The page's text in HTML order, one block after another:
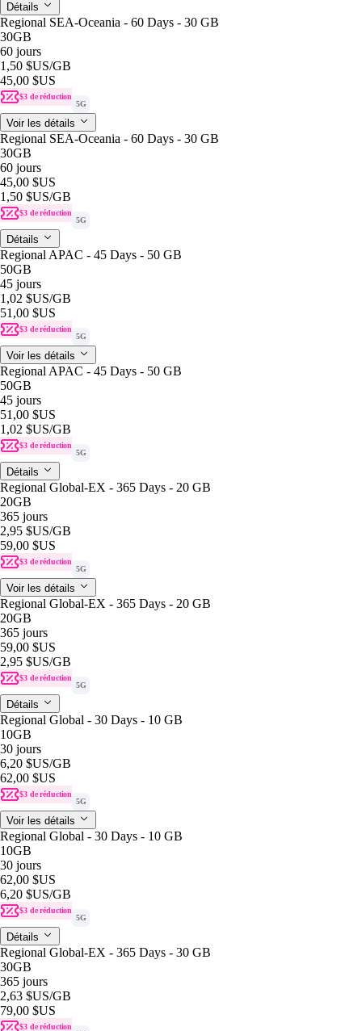
Détails
Regional SEA-Oceania - 60 Days - 30 GB
30GB
60 jours
1,50 $US/GB
45,00 $US
$3 de réduction
5G
Voir les détails
Regional SEA-Oceania - 60 Days - 30 GB
30GB
60 jours
45,00 $US
1,50 $US/GB
$3 de réduction
5G
Détails
Regional APAC - 45 Days - 50 GB
50GB
45 jours
1,02 $US/GB
51,00 $US
$3 de réduction
5G
Voir les détails
Regional APAC - 45 Days - 50 GB
50GB
45 jours
51,00 $US
1,02 $US/GB
$3 de réduction
5G
Détails
Regional Global-EX - 365 Days - 20 GB
20GB
365 jours
2,95 $US/GB
59,00 $US
$3 de réduction
5G
Voir les détails
Regional Global-EX - 365 Days - 20 GB
20GB
365 jours
59,00 $US
2,95 $US/GB
$3 de réduction
5G
Détails
Regional Global - 30 Days - 10 GB
10GB
30 jours
6,20 $US/GB
62,00 $US
$3 de réduction
5G
Voir les détails
Regional Global - 30 Days - 10 GB
10GB
30 jours
62,00 $US
6,20 $US/GB
$3 de réduction
5G
Détails
Regional Global-EX - 365 Days - 30 GB
30GB
365 jours
2,63 $US/GB
79,00 $US
$3 de réduction